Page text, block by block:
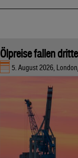
Ölpreise fallen
5. August 2026,